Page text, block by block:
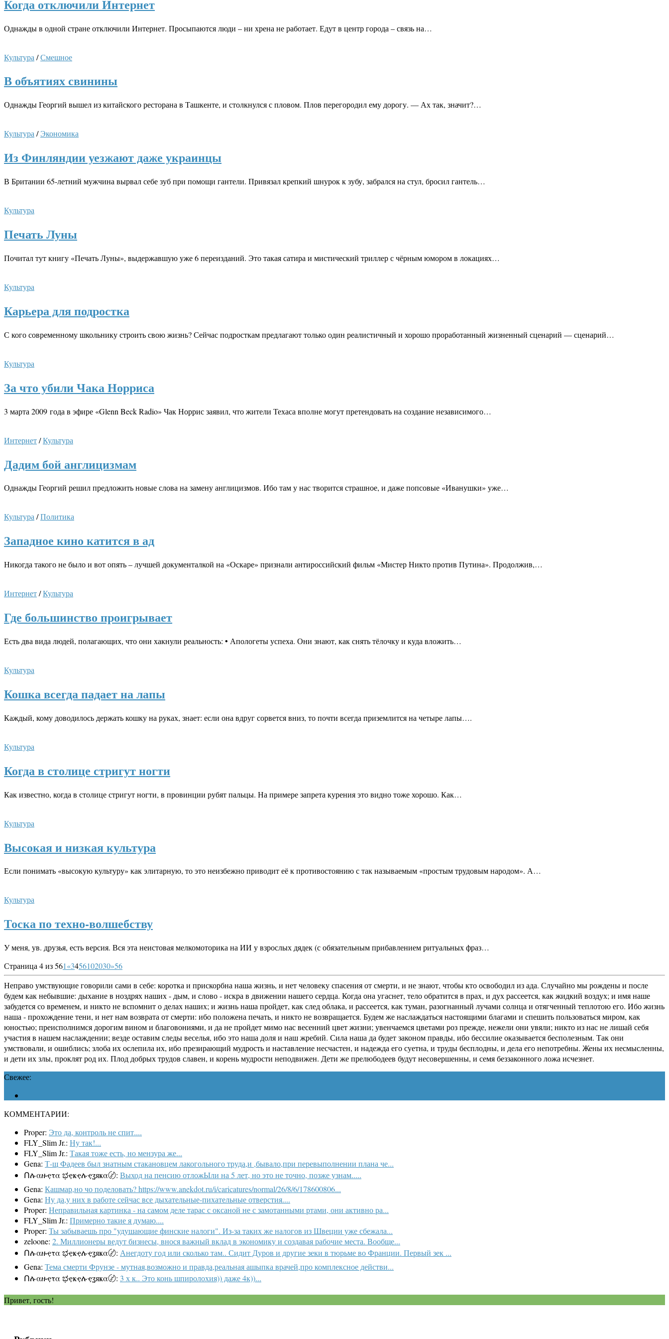
Когда отключили Интернет
Однажды в одной стране отключили Интернет. Просыпаются люди – ни хрена не работает. Едут в центр города – связь на…
Культура /Смешное
В объятиях свинины
Однажды Георгий вышел из китайского ресторана в Ташкенте, и столкнулся с пловом. Плов перегородил ему дорогу. — Ах так, значит?…
Культура/Экономика
Из Финляндии уезжают даже украинцы
В Британии 65-летний мужчина вырвал себе зуб при помощи гантели. Привязал крепкий шнурок к зубу, забрался на стул, бросил гантель…
Культура
Печать Луны
Почитал тут книгу «Печать Луны», выдержавшую уже 6 переизданий. Это такая сатира и мистический триллер с чёрным юмором в локациях…
Культура
Карьера для подростка
С кого современному школьнику строить свою жизнь? Сейчас подросткам предлагают только один реалистичный и хорошо проработанный жизненный сценарий — сценарий…
Культура
За что убили Чака Норриса
3 марта 2009 года в эфире «Glenn Beck Radio» Чак Норрис заявил, что жители Техаса вполне могут претендовать на создание независимого…
Интернет/Культура
Дадим бой англицизмам
Однажды Георгий решил предложить новые слова на замену англицизмов. Ибо там у нас творится страшное, и даже попсовые «Иванушки» уже…
Культура/Политика
Западное кино катится в ад
Никогда такого не было и вот опять – лучшей документалкой на «Оскаре» признали антироссийский фильм «Мистер Никто против Путина». Продолжив,…
Интернет/Культура
Где большинство проигрывает
Есть два вида людей, полагающих, что они хакнули реальность: • Апологеты успеха. Они знают, как снять тёлочку и куда вложить…
Культура
Кошка всегда падает на лапы
Каждый, кому доводилось держать кошку на руках, знает: если она вдруг сорвется вниз, то почти всегда приземлится на четыре лапы….
Культура
Когда в столице стригут ногти
Как известно, когда в столице стригут ногти, в провинции рубят пальцы. На примере запрета курения это видно тоже хорошо. Как…
Культура
Высокая и низкая культура
Если понимать «высокую культуру» как элитарную, то это неизбежно приводит её к противостоянию с так называемым «простым трудовым народом». А…
Культура
Тоска по техно-волшебству
У меня, ув. друзья, есть версия. Вся эта неистовая мелкомоторика на ИИ у взрослых дядек (с обязательным прибавлением ритуальных фраз…
Страница 4 из 561«3456102030»56
Неправо умствующие говорили сами в себе: коротка и прискорбна наша жизнь, и нет человеку спасения от смерти, и не знают, чтобы кто освободил из ада. Случайно мы рождены и после
будем как небывшие: дыхание в ноздрях наших - дым, и слово - искра в движении нашего сердца. Когда она угаснет, тело обратится в прах, и дух рассеется, как жидкий воздух; и имя наше
забудется со временем, и никто не вспомнит о делах наших; и жизнь наша пройдет, как след облака, и рассеется, как туман, разогнанный лучами солнца и отягченный теплотою его. Ибо жизнь
наша - прохождение тени, и нет нам возврата от смерти: ибо положена печать, и никто не возвращается. Будем же наслаждаться настоящими благами и спешить пользоваться миром, как
юностью; преисполнимся дорогим вином и благовониями, и да не пройдет мимо нас весенний цвет жизни; увенчаемся цветами роз прежде, нежели они увяли; никто из нас не лишай себя
участия в нашем наслаждении; везде оставим следы веселья, ибо это наша доля и наш жребий. Сила наша да будет законом правды, ибо бессилие оказывается бесполезным. Так они
умствовали, и ошиблись; злоба их ослепила их, ибо презирающий мудрость и наставление несчастен, и надежда его суетна, и труды бесплодны, и дела его непотребны. Жены их несмысленны,
и дети их злы, проклят род их. Плод добрых трудов славен, и корень мудрости неподвижен. Дети же прелюбодеев будут несовершенны, и семя беззаконного ложа исчезнет.
Свежее:
КОММЕНТАРИИ:
Proper: Это да, контроль не спит....
FLY_Slim Jr.: Ну так!...
FLY_Slim Jr.: Такая тоже есть, но мензура же...
Gena: Т-щ Фадеев был знатным стакановцем лакогольного труда,и ,бывало,при перевыполнении плана че...
Ոሉαዙҿτα ಭҿҝҿሉҿʓяҝα〄: Выход на пенсию отложЫли на 5 лет, но это не точно, позже узнам.....
Gena: Кашмар,но чо поделовать? https://www.anekdot.ru/i/caricatures/normal/26/8/6/178600806...
Gena: Ну да,у них в работе сейчас все дыхательные-пихательные отверстия....
Proper: Неправильная картинка - на самом деле тарас с оксаной не с замотанными ртами, они активно ра...
FLY_Slim Jr.: Примерно такие я думаю....
Proper: Ты забываешь про "удушающие финские налоги". Из-за таких же налогов из Швеции уже сбежала...
zeloone: 2. Миллионеры ведут бизнесы, внося важный вклад в экономику и создавая рабочие места. Вообще...
Ոሉαዙҿτα ಭҿҝҿሉҿʓяҝα〄: Анегдоту год или сколько там.. Сидит Дуров и другие зеки в тюрьме во Франции. Первый зек ...
Gena: Тема смерти Фрунзе - мутная,возможно и правда,реальная ашыпка врачей,про комплексное действи...
Ոሉαዙҿτα ಭҿҝҿሉҿʓяҝα〄: 3 х к.. Это конь шпиролохия)) даже 4к))...
Привет, гость!